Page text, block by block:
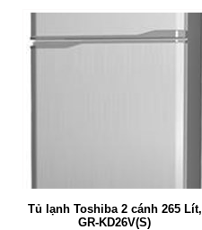
Tủ lạnh Toshiba 2 cánh 265 Lít,
GR-KD26V(S)